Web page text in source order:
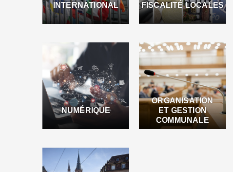
INTERNATIONAL
FISCALITÉ LOCALES
NUMÉRIQUE
ORGANISATION
ET GESTION
COMMUNALE